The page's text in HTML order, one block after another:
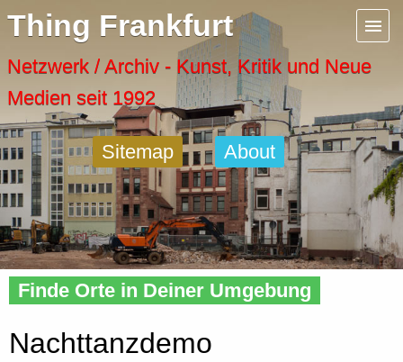
Thing Frankfurt
Netzwerk / Archiv - Kunst, Kritik und Neue
Medien seit 1992
Sitemap About
Home»Tags» Nachttanzdemo
Finde Orte in Deiner Umgebung
Nachttanzdemo
Menu
Artspaces
Cool Places
Frankfurt Diary
Activity
Recent Posts